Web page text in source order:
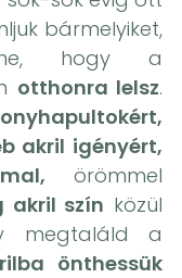
bármelyiket,
hogy a
otthonra lelsz.
akril igényért,
örömmel
akril szín közül
megtaláld a
önthessük